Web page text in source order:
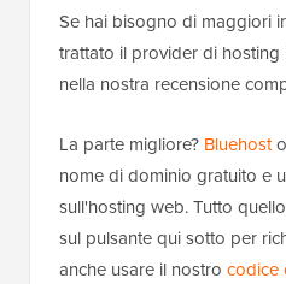
Se hai bisogno di maggiori
trattato il provider di
nella nostra recensione
La parte migliore? Bluehost
nome di dominio gratuito e
sull'hosting web. Tutto
sul pulsante qui sotto per
anche usare il nostro codice